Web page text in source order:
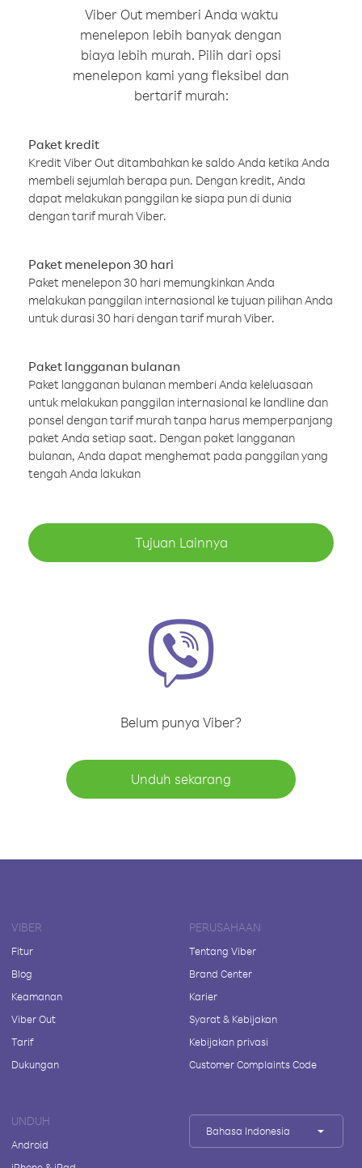
Viber Out memberi Anda waktu
menelepon lebih banyak dengan
biaya lebih murah. Pilih dari opsi
menelepon kami yang fleksibel dan
bertarif murah:
Paket kredit
Kredit Viber Out ditambahkan ke saldo Anda ketika Anda
membeli sejumlah berapa pun. Dengan kredit, Anda
dapat melakukan panggilan ke siapa pun di dunia
dengan tarif murah Viber.
Paket menelepon 30 hari
Paket menelepon 30 hari memungkinkan Anda
melakukan panggilan internasional ke tujuan pilihan Anda
untuk durasi 30 hari dengan tarif murah Viber.
Paket langganan bulanan
Paket langganan bulanan memberi Anda keleluasaan
untuk melakukan panggilan internasional ke landline dan
ponsel dengan tarif murah tanpa harus memperpanjang
paket Anda setiap saat. Dengan paket langganan
bulanan, Anda dapat menghemat pada panggilan yang
tengah Anda lakukan
Tujuan Lainnya
Belum punya Viber?
Unduh sekarang
VIBER
Fitur
Blog
Keamanan
Viber Out
Tarif
Dukungan
PERUSAHAAN
Tentang Viber
Brand Center
Karier
Syarat & Kebijakan
Kebijakan privasi
Customer Complaints Code
UNDUH
Android
Bahasa Indonesia